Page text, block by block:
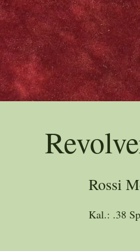
Rossi
Kal.: .38